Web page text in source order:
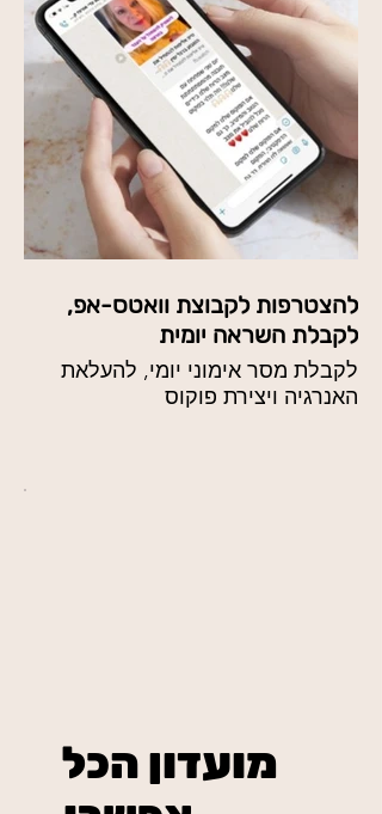
להצטרפות לקבוצת וואטס-אפ,
לקבלת השראה יומית
לקבלת מסר אימוני יומי, להעלאת
האנרגיה ויצירת פוקוס
מועדון הכל